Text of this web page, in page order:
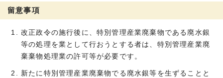
留意事項
改正政令の施行後に、特別管理産業廃棄物である廃水銀
等の処理を業として行おうとする者は、特別管理産業廃
棄棄物処理業の許可等が必要です。
新たに特別管理産業廃棄物でる廃水銀等を生ずることと